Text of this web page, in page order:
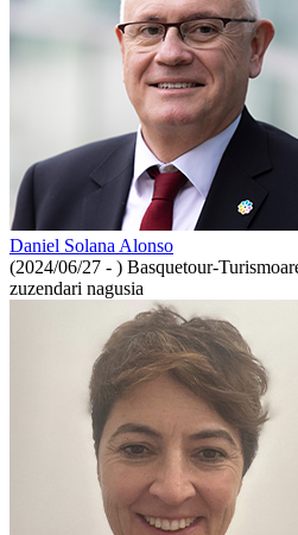
Daniel Solana Alonso
(2024/06/27 - ) Basquetour-
zuzendari nagusia